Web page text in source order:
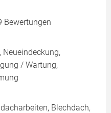
Bewertungen
Neueindeckung,
/ Wartung,
Blechdach,